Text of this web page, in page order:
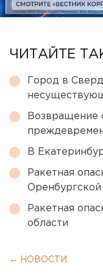
ЧИТАЙТЕ
Город в
Возвращение
В
Ракетная
Ракетная
области
← НОВОСТИ